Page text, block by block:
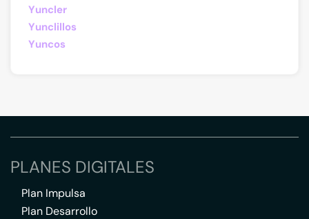
Yuncler
Yunclillos
Yuncos
PLANES DIGITALES
Plan Impulsa
Plan Desarrollo